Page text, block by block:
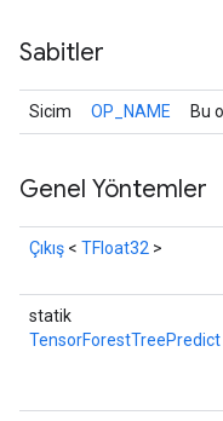
Sabitler
Sicim OP_NAME Bu
Genel Yöntemler
Çıkış < TFloat32 >
statik
TensorForestTreePredict